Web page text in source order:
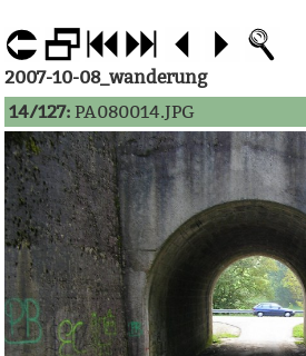
2007-10-08_wanderung
14/127: PA080014.JPG